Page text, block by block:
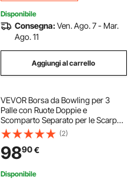
Disponibile
Consegna:Ven. Ago. 7 - Mar.
Ago. 11
Aggiungi al carrello
VEVOR Borsa da Bowling per 3
Palle con Ruote Doppie e
Scomparto Separato per le Scarpe,
Fino alla Taglia USA 16, Tasca per
Accessori, Maniglia Retrattile
Estensibile Fino a 105 cm Nero Blu
(2)
9890€
Disponibile